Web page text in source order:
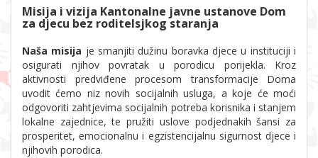
Misija i vizija Kantonalne javne ustanove Dom
za djecu bez roditelsjkog staranja
Naša misija je smanjiti dužinu boravka djece u instituciji i
osigurati njihov povratak u porodicu porijekla. Kroz
aktivnosti predviđene procesom transformacije Doma
uvodit ćemo niz novih socijalnih usluga, a koje će moći
odgovoriti zahtjevima socijalnih potreba korisnika i stanjem
lokalne zajednice, te pružiti uslove podjednakih šansi za
prosperitet, emocionalnu i egzistencijalnu sigurnost djece i
njihovih porodica.